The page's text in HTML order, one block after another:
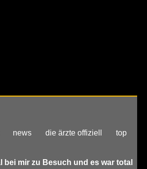
news die ärzte offiziell top
bei mir zu Besuch und es war total